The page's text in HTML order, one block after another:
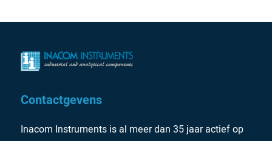
Contactgevens
Inacom Instruments is al meer dan 35 jaar actief op